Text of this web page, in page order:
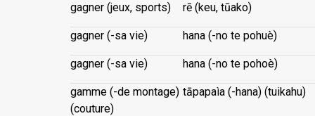
gagner (jeux, sports) rē (keu, tūako)
gagner (-sa vie) hana (-no te pohuè)
gagner (-sa vie) hana (-no te pohoè)
gamme (-de montage)
(couture)
tāpapaìa (-hana) (tuikahu)